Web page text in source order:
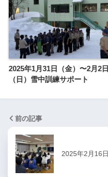
2025年1月31日（金）〜2月2日
（日）雪中訓練サポート
前の記事
2025年2月16